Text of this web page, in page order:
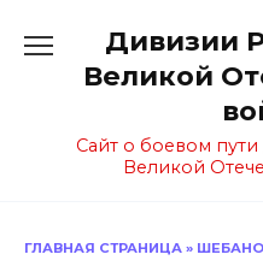
содержанию
Дивизии
Великой
Сайт о боевом
Великой
ГЛАВНАЯ СТРАНИЦА »